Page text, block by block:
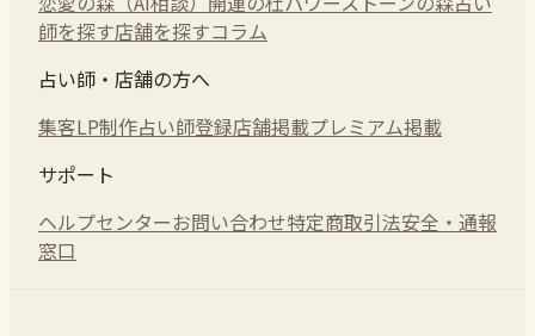
師を探す店舗を探すコラム
占い師・店舗の方へ
集客LP制作占い師登録店舗掲載プレミアム掲載
サポート
ヘルプセンターお問い合わせ特定商取引法安全・通報
窓口